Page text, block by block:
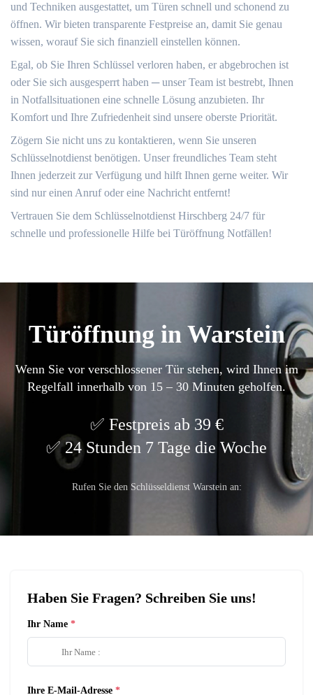
und Techniken ausgestattet, um Türen schnell und schonend zu
öffnen. Wir bieten transparente Festpreise an, damit Sie genau
wissen, worauf Sie sich finanziell einstellen können.​
Egal, ob Sie Ihren Schlüssel verloren haben, er abgebrochen ist
oder Sie sich ausgesperrt haben ─ unser Team ist bestrebt, Ihnen
in Notfallsituationen eine schnelle Lösung anzubieten.​ Ihr
Komfort und Ihre Zufriedenheit sind unsere oberste Priorität.​
Zögern Sie nicht uns zu kontaktieren, wenn Sie unseren
Schlüsselnotdienst benötigen.​ Unser freundliches Team steht
Ihnen jederzeit zur Verfügung und hilft Ihnen gerne weiter.​ Wir
sind nur einen Anruf oder eine Nachricht entfernt!​
Vertrauen Sie dem Schlüsselnotdienst Hirschberg 24/7 für
schnelle und professionelle Hilfe bei Türöffnung Notfällen!​
Türöffnung in Warstein
Wenn Sie vor verschlossener Tür stehen, wird Ihnen im
Regelfall innerhalb von 15 – 30 Minuten geholfen.
Festpreis ab 39 €
24 Stunden 7 Tage die Woche
Rufen Sie den Schlüsseldienst Warstein an:
Haben Sie Fragen? Schreiben Sie uns!
Ihr Name
Ihre E-Mail-Adresse